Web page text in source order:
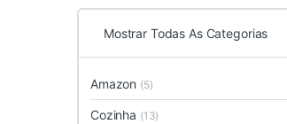
Mostrar Todas As Categorias
Amazon (5)
Cozinha (13)